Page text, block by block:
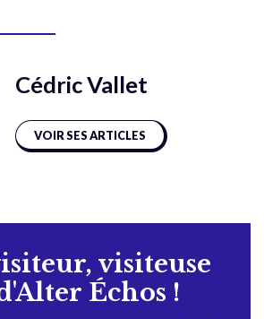
Cédric Vallet
VOIR SES ARTICLES
visiteuse
Échos !